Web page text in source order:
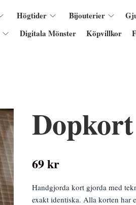
Högtider Bijouterier
Digitala Mönster Köpvillkor
69 kr
Handgjorda kort gjorda med
exakt identiska. Alla korten har